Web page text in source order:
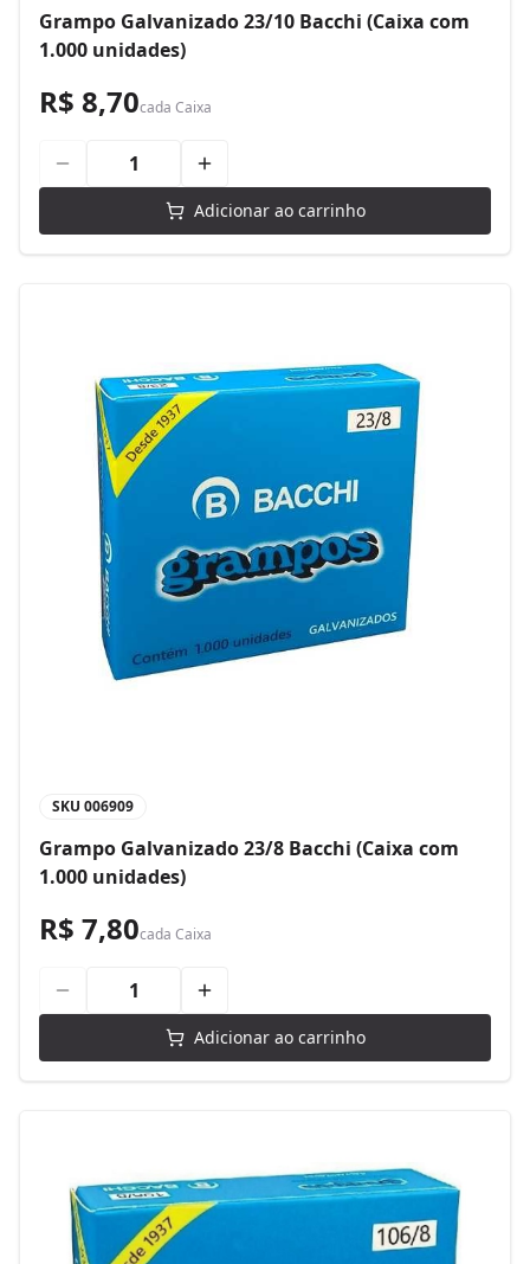
Grampo Galvanizado 23/10 Bacchi (Caixa com
1.000 unidades)
R$ 8,70cada Caixa
Adicionar ao carrinho
SKU 006909
Grampo Galvanizado 23/8 Bacchi (Caixa com
1.000 unidades)
R$ 7,80cada Caixa
Adicionar ao carrinho